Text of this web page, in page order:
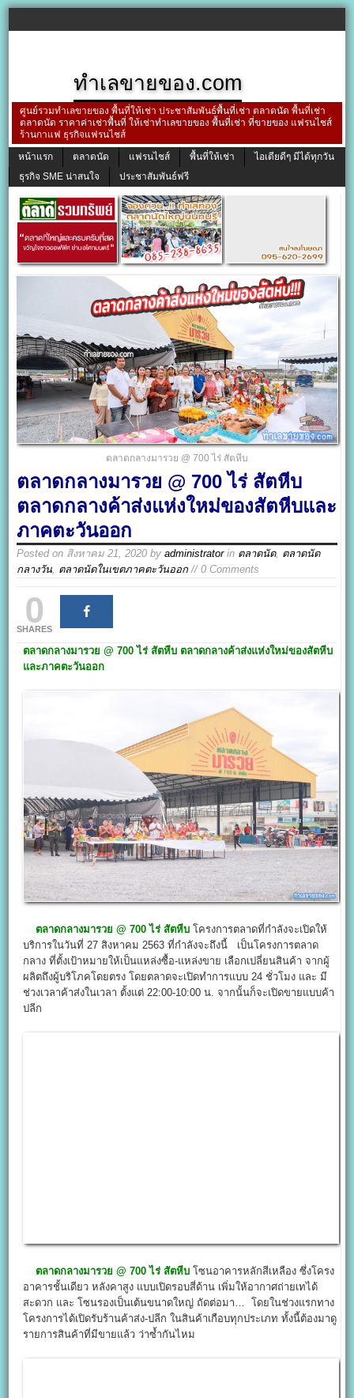
ทำเลขายของ.com
ศูนย์รวมทำเลขายของ พื้นที่ให้เช่า ประชาสัมพันธ์พื้นที่เช่า ตลาดนัด พื้นที่เช่า
ตลาดนัด ราคาค่าเช่าพื้นที่ ให้เช่าทำเลขายของ พื้นที่เช่า ที่ขายของ แฟรนไชส์
ร้านกาแฟ ธุรกิจแฟรนไชส์
หน้าแรก
ตลาดนัด แฟรนไชส์ พื้นที่ให้เช่า
ไอเดียดีๆ มีได้ทุกวัน
ธุรกิจ SME น่าสนใจ
ประชาสัมพันธ์ฟรี
ตลาดกลางมารวย @ 700 ไร่ สัตหีบ
ตลาดกลางมารวย @ 700 ไร่ สัตหีบ
ตลาดกลางค้าส่งแห่งใหม่ของสัตหีบและ
ภาคตะวันออก
Posted on สิงหาคม 21, 2020 byadministratorin ตลาดนัด, ตลาดนัด
กลางวัน, ตลาดนัดในเขตภาคตะวันออก // 0 Comments
0
SHARES
ตลาดกลางมารวย @ 700ไร่ สัตหีบ ตลาดกลางค้าส่งแห่งใหม่ของสัตหีบ
และภาคตะวันออก
ตลาดกลางมารวย@700 ไร่ สัตหีบ โครงการตลาดที่กำลังจะเปิดให้
บริการในวันที่ 27 สิงหาคม 2563 ที่กำลังจะถึงนี้ เป็นโครงการตลาด
กลาง ที่ตั้งเป้าหมายให้เป็นแหล่งซื้อ-แหล่งขาย เลือกเปลี่ยนสินค้า จากผู้
ผลิตถึงผู้บริโภคโดยตรง โดยตลาดจะเปิดทำการแบบ 24 ชั่วโมง และ มี
ช่วงเวลาค้าส่งในเวลา ตั้งแต่ 22:00-10:00 น. จากนั้นก็จะเปิดขายแบบค้า
ปลีก
ตลาดกลางมารวย @700 ไร่ สัตหีบ โซนอาคารหลักสีเหลือง ซึ่งโครง
อาคารชั้นเดียว หลังคาสูง แบบเปิดรอบสี่ด้าน เพิ่มให้อากาศถ่ายเทได้
สะดวก และ โซนรองเป็นเต้นขนาดใหญ่ ถัดต่อมา… โดยในช่วงแรกทาง
โครงการได้เปิดรับร้านค้าส่ง-ปลีก ในสินค้าเกือบทุกประเภท ทั้งนี้ต้องมาดู
รายการสินค้าที่มีขายแล้ว ว่าซ้ำกันไหม